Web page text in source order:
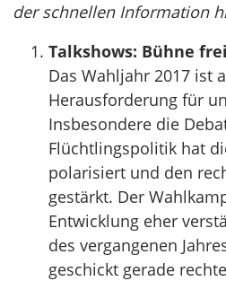
der schnellen Information
Talkshows: Bühne
Das Wahljahr 2017 ist
Herausforderung für
Insbesondere die
Flüchtlingspolitik hat
polarisiert und den
gestärkt. Der
Entwicklung eher
des vergangenen
geschickt gerade